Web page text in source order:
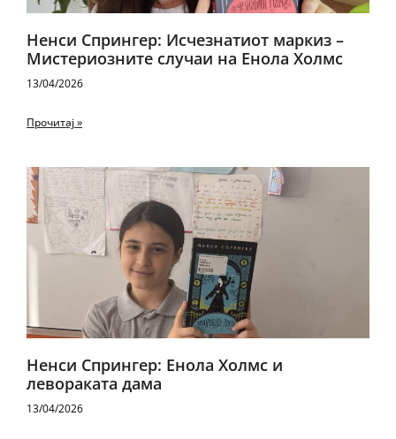
Ненси Спрингер: Исчезнатиот маркиз –
Мистериозните случаи на Енола Холмс
13/04/2026
Прочитај »
Ненси Спрингер: Енола Холмс и
левораката дама
13/04/2026